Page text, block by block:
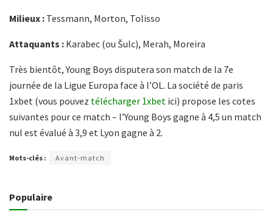
Milieux : Tessmann, Morton, Tolisso
Attaquants : Karabec (ou Šulc), Merah, Moreira
Très bientôt, Young Boys disputera son match de la 7e
journée de la Ligue Europa face à l’OL. La société de paris
1xbet (vous pouvez télécharger 1xbet ici) propose les cotes
suivantes pour ce match – l’Young Boys gagne à 4,5 un match
nul est évalué à 3,9 et Lyon gagne à 2.
Mots-clés : Avant-match
Populaire